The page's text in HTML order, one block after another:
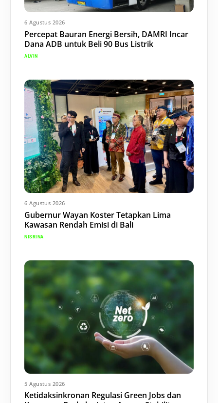
6 Agustus 2026
Percepat Bauran Energi Bersih, DAMRI Incar
Dana ADB untuk Beli 90 Bus Listrik
ALVIN
6 Agustus 2026
Gubernur Wayan Koster Tetapkan Lima
Kawasan Rendah Emisi di Bali
NISRINA
5 Agustus 2026
Ketidaksinkronan Regulasi Green Jobs dan